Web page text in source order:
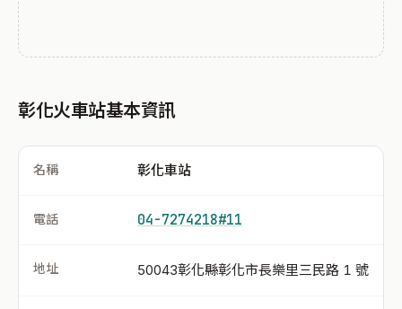
彰化火車站基本資訊
名稱 彰化車站
電話 04-7274218#11
地址 50043彰化縣彰化市長樂里三民路 1 號